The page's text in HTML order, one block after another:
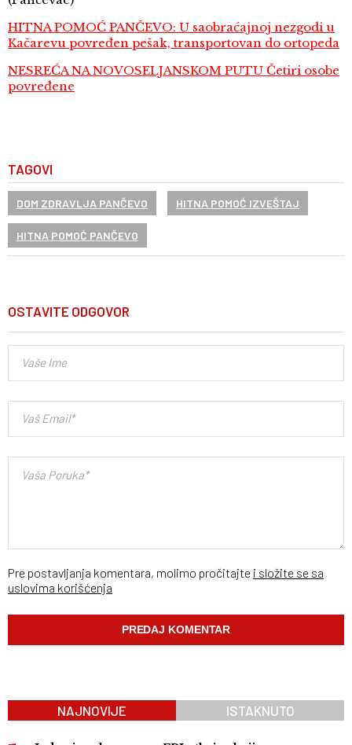
HITNA POMOĆ PANČEVO: U saobraćajnoj nezgodi u
Kačarevu povređen pešak, transportovan do ortopeda
NESREĆA NA NOVOSELJANSKOM PUTU Četiri osobe
povređene
TAGOVI
DOM ZDRAVLJA PANČEVO HITNA POMOĆ IZVEŠTAJ
HITNA POMOĆ PANČEVO
OSTAVITE ODGOVOR
Pre postavljanja komentara, molimo pročitajte i složite se sa
uslovima korišćenja
NAJNOVIJE ISTAKNUTO